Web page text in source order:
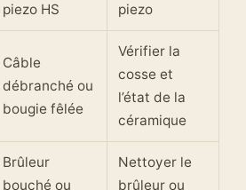
piezo HS
piezo
Câble
débranché ou
bougie fêlée
Vérifier la
cosse et
l’état de la
céramique
Brûleur
bouché ou
Nettoyer le
brûleur ou